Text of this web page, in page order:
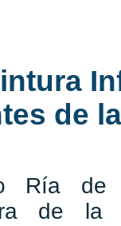
de
Ría de
de la